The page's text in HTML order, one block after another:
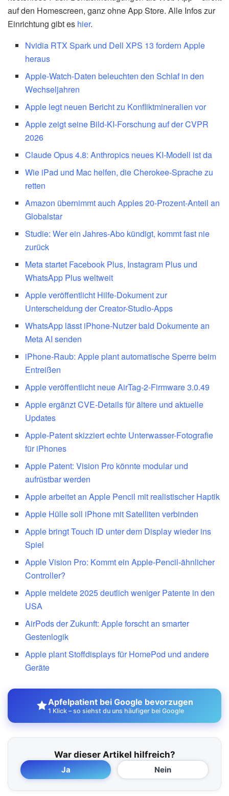
auf den Homescreen, ganz ohne App Store. Alle Infos zur
Einrichtung gibt es hier.
Nvidia RTX Spark und Dell XPS 13 fordern Apple
heraus
Apple-Watch-Daten beleuchten den Schlaf in den
Wechseljahren
Apple legt neuen Bericht zu Konfliktmineralien vor
Apple zeigt seine Bild-KI-Forschung auf der CVPR
2026
Claude Opus 4.8: Anthropics neues KI-Modell ist da
Wie iPad und Mac helfen, die Cherokee-Sprache zu
retten
Amazon übernimmt auch Apples 20-Prozent-Anteil an
Globalstar
Studie: Wer ein Jahres-Abo kündigt, kommt fast nie
zurück
Meta startet Facebook Plus, Instagram Plus und
WhatsApp Plus weltweit
Apple veröffentlicht Hilfe-Dokument zur
Unterscheidung der Creator-Studio-Apps
WhatsApp lässt iPhone-Nutzer bald Dokumente an
Meta AI senden
iPhone-Raub: Apple plant automatische Sperre beim
Entreißen
Apple veröffentlicht neue AirTag-2-Firmware 3.0.49
Apple ergänzt CVE-Details für ältere und aktuelle
Updates
Apple-Patent skizziert echte Unterwasser-Fotografie
für iPhones
Apple Patent: Vision Pro könnte modular und
aufrüstbar werden
Apple arbeitet an Apple Pencil mit realistischer Haptik
Apple Hülle soll iPhone mit Satelliten verbinden
Apple bringt Touch ID unter dem Display wieder ins
Spiel
Apple Vision Pro: Kommt ein Apple-Pencil-ähnlicher
Controller?
Apple meldete 2025 deutlich weniger Patente in den
USA
AirPods der Zukunft: Apple forscht an smarter
Gestenlogik
Apple plant Stoffdisplays für HomePod und andere
Geräte
Apfelpatient bei Google bevorzugen
1 Klick – so siehst du uns häufiger bei Google
War dieser Artikel hilfreich?
Ja Nein